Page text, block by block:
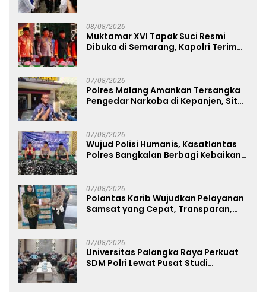
08/08/2026
Muktamar XVI Tapak Suci Resmi
Dibuka di Semarang, Kapolri Terima
07/08/2026
Polres Malang Amankan Tersangka
Pengedar Narkoba di Kepanjen, Sita
07/08/2026
Wujud Polisi Humanis, Kasatlantas
Polres Bangkalan Berbagi Kebaikan
07/08/2026
Polantas Karib Wujudkan Pelayanan
Samsat yang Cepat, Transparan,
07/08/2026
Universitas Palangka Raya Perkuat
SDM Polri Lewat Pusat Studi